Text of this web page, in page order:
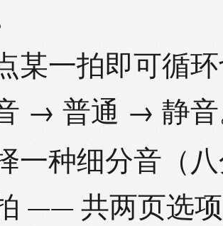
某一拍即可循
→ 普通 → 静音
一种细分音 （
—— 共两页选